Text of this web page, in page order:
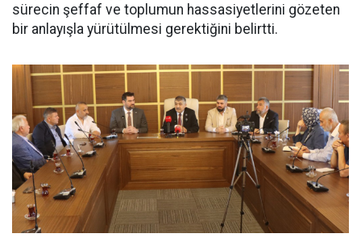
sürecin şeffaf ve toplumun hassasiyetlerini gözeten
bir anlayışla yürütülmesi gerektiğini belirtti.